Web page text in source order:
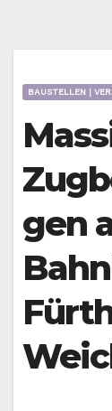
BAUSTELLEN |
gen